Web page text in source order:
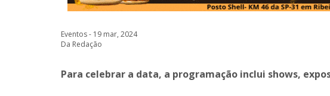
Eventos - 19 mar, 2024
Da Redação
Para celebrar a data, a programação inclui shows,